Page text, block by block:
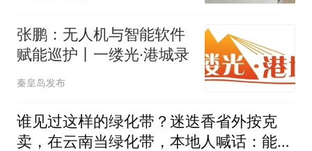
张鹏：无人机与智能软件
赋能巡护丨一缕光·港城录
秦皇岛发布
谁见过这样的绿化带？迷迭香省外按克
卖，在云南当绿化带，本地人喊话：能不